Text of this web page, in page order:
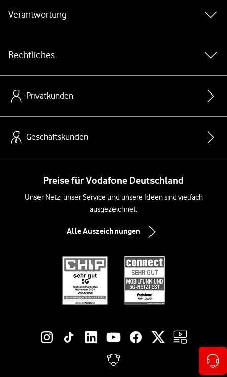
Verantwortung
Rechtliches
Privatkunden
Geschäftskunden
Preise für Vodafone Deutschland
Unser Netz, unser Service und unsere Ideen sind vielfach
ausgezeichnet.
Alle Auszeichnungen
Social-Media-Links